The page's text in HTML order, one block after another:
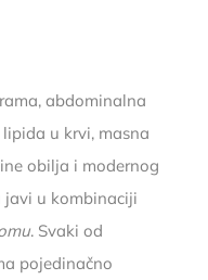
abdominalna
u krvi, masna
obilja i modernog
javi u kombinaciji
. Svaki od
pojedinačno